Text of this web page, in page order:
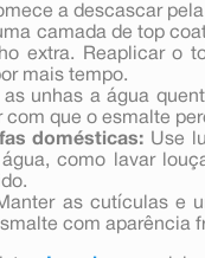
a descascar
camada de top
extra. Reaplicar o
mais tempo.
unhas a água
que o esmalte
domésticas: Use
como lavar
as cutículas e
com aparência